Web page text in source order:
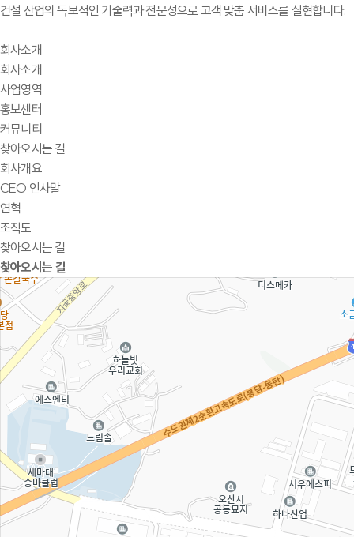
건설 산업의 독보적인 기술력과 전문성으로 고객 맞춤 서비스를 실현합니다.
회사소개
회사소개
사업영역
홍보센터
커뮤니티
찾아오시는 길
회사개요
CEO 인사말
연혁
조직도
찾아오시는 길
찾아오시는 길